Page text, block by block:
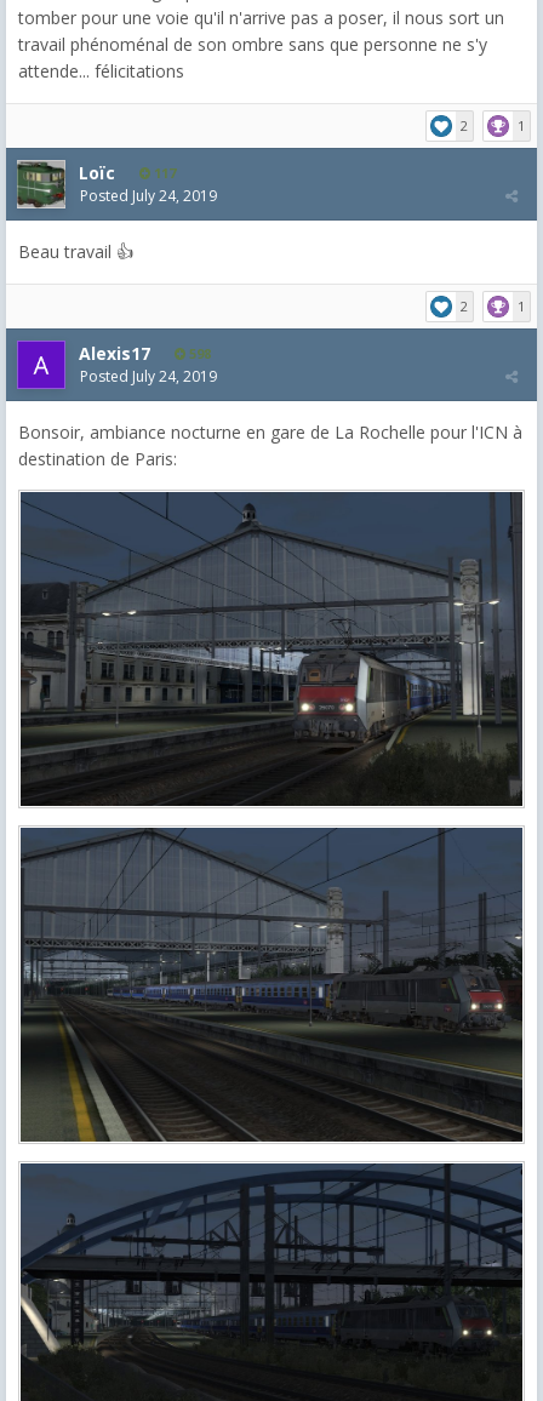
tomber pour une voie qu'il n'arrive pas a poser, il nous sort un
travail phénoménal de son ombre sans que personne ne s'y
attende... félicitations
2 1
Loïc 117
Posted July 24, 2019
Beau travail 👍
2 1
Alexis17 598
Posted July 24, 2019
Bonsoir, ambiance nocturne en gare de La Rochelle pour l'ICN à
destination de Paris: